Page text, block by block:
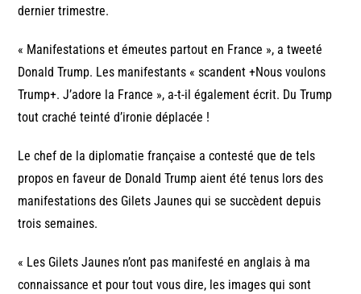
dernier trimestre.
« Manifestations et émeutes partout en France », a tweeté
Donald Trump. Les manifestants « scandent +Nous voulons
Trump+. J’adore la France », a-t-il également écrit. Du Trump
tout craché teinté d’ironie déplacée !
Le chef de la diplomatie française a contesté que de tels
propos en faveur de Donald Trump aient été tenus lors des
manifestations des Gilets Jaunes qui se succèdent depuis
trois semaines.
« Les Gilets Jaunes n’ont pas manifesté en anglais à ma
connaissance et pour tout vous dire, les images qui sont